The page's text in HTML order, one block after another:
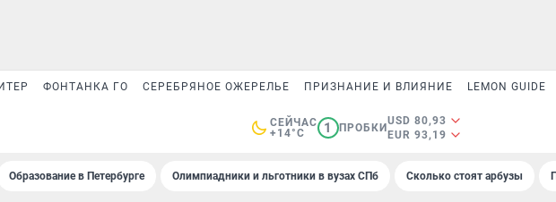
ФОНТАНКА ГО СЕРЕБРЯНОЕ ОЖЕРЕЛЬЕ ПРИЗНАНИЕ И ВЛИЯНИЕ LEMON GUIDE
СЕЙЧАС
+14°C
1 ПРОБКИ
USD 80,93
EUR 93,19
Образование в Петербурге Олимпиадники и льготники в вузах СПб Сколько стоят арбузы